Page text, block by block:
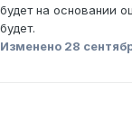
будет на основании
будет.
Изменено 28